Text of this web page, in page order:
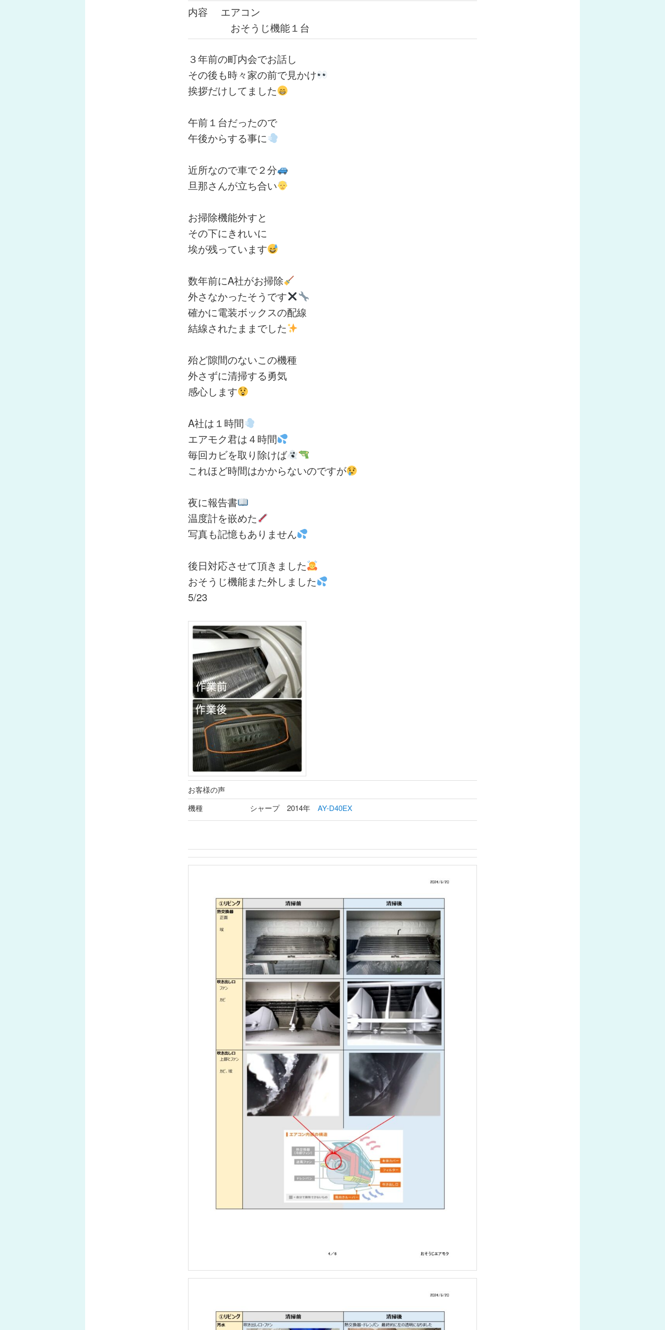
内容
エアコン
おそうじ機能１台
３年前の町内会でお話し
その後も時々家の前で見かけ
挨拶だけしてました
午前１台だったので
午後からする事に
近所なので車で２分
旦那さんが立ち合い
お掃除機能外すと
その下にきれいに
埃が残っています
数年前にA社がお掃除
外さなかったそうです
確かに電装ボックスの配線
結線されたままでした
殆ど隙間のないこの機種
外さずに清掃する勇気
感心します
A社は１時間
エアモク君は４時間
毎回カビを取り除けば
これほど時間はかからないのですが
夜に報告書
温度計を嵌めた
写真も記憶もありません
後日対応させて頂きました
おそうじ機能また外しました
5/23
お客様の声
機種
シャープ 2014年 AY-D40EX